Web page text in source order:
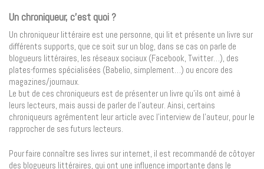
Un chroniqueur, c’est quoi ?
Un chroniqueur littéraire est une personne, qui lit et présente un livre sur
différents supports, que ce soit sur un blog, dans se cas on parle de
blogueurs littéraires, les réseaux sociaux (Facebook, Twitter…), des
plates-formes spécialisées (Babelio, simplement…) ou encore des
magazines/journaux.
Le but de ces chroniqueurs est de présenter un livre qu’ils ont aimé à
leurs lecteurs, mais aussi de parler de l’auteur. Ainsi, certains
chroniqueurs agrémentent leur article avec l’interview de l’auteur, pour le
rapprocher de ses futurs lecteurs.
Pour faire connaître ses livres sur internet, il est recommandé de côtoyer
des blogueurs littéraires, qui ont une influence importante dans le